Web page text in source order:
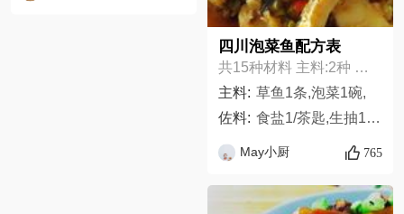
四川泡菜鱼配方表
共15种材料 主料:2种 佐料:13种
主料: 草鱼1条,泡菜1碗,
佐料: 食盐1/茶匙,生抽1汤勺,花椒粉1茶匙,小米椒1把,细香葱5根,郫县豆瓣酱1汤勺,白醋1茶匙,姜2小块,蒜4瓣,植物油适量,水适量,白酒1茶匙,生粉适量
May小厨 765